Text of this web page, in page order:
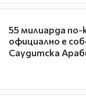
55 милиарда по-
официално е
Саудитска